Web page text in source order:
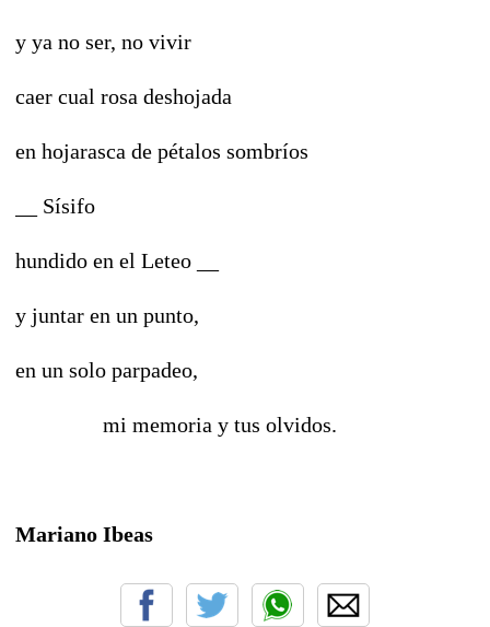
y ya no ser, no vivir
caer cual rosa deshojada
en hojarasca de pétalos sombríos
__ Sísifo
hundido en el Leteo __
y juntar en un punto,
en un solo parpadeo,
mi memoria y tus olvidos.
Mariano Ibeas